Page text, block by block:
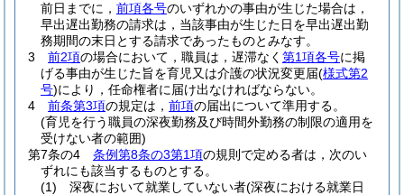
前日までに， 前項各号のいずれかの事由が生じた場合は，
早出遅出勤務の請求は，当該事由が生じた日を早出遅出勤
務期間の末日とする請求であったものとみなす。
3
前2項の場合において，職員は，遅滞なく 第1項各号に掲
げる事由が生じた旨を育児又は介護の状況変更届(様式第2
号)により，任命権者に届け出なければならない。
4
前条第3項の規定は， 前項の届出について準用する。
(育児を行う職員の深夜勤務及び時間外勤務の制限の適用を
受けない者の範囲)
第7条の4
条例第8条の3第1項の規則で定める者は，次のい
ずれにも該当するものとする。
(1)
深夜において就業していない者(深夜における就業日